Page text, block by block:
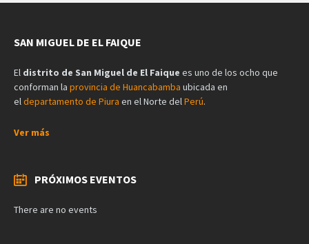
SAN MIGUEL DE EL FAIQUE
El distrito de San Miguel de El Faique es uno de los ocho que
conforman la provincia de Huancabamba ubicada en
eldepartamento de Piura en el Norte delPerú.
Ver más
PRÓXIMOS EVENTOS
There are no events